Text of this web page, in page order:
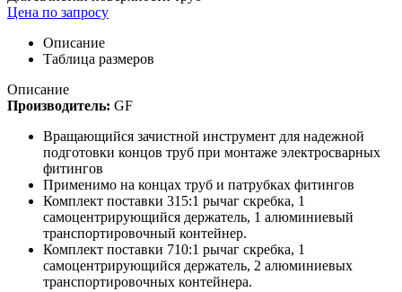
Цена по запросу
Описание
Таблица размеров
Описание
Производитель: GF
Вращающийся зачистной инструмент для надежной
подготовки концов труб при монтаже электросварных
фитингов
Применимо на концах труб и патрубках фитингов
Комплект поставки 315:1 рычаг скребка, 1
самоцентрирующийся держатель, 1 алюминиевый
транспортировочный контейнер.
Комплект поставки 710:1 рычаг скребка, 1
самоцентрирующийся держатель, 2 алюминиевых
транспортировочных контейнера.